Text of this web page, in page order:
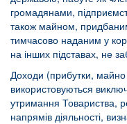
громадянами,
також майном,
тимчасово наданим у
на інших підставах, не
Доходи (прибутки,
використовуються
утримання Товариства,
напрямів діяльності,